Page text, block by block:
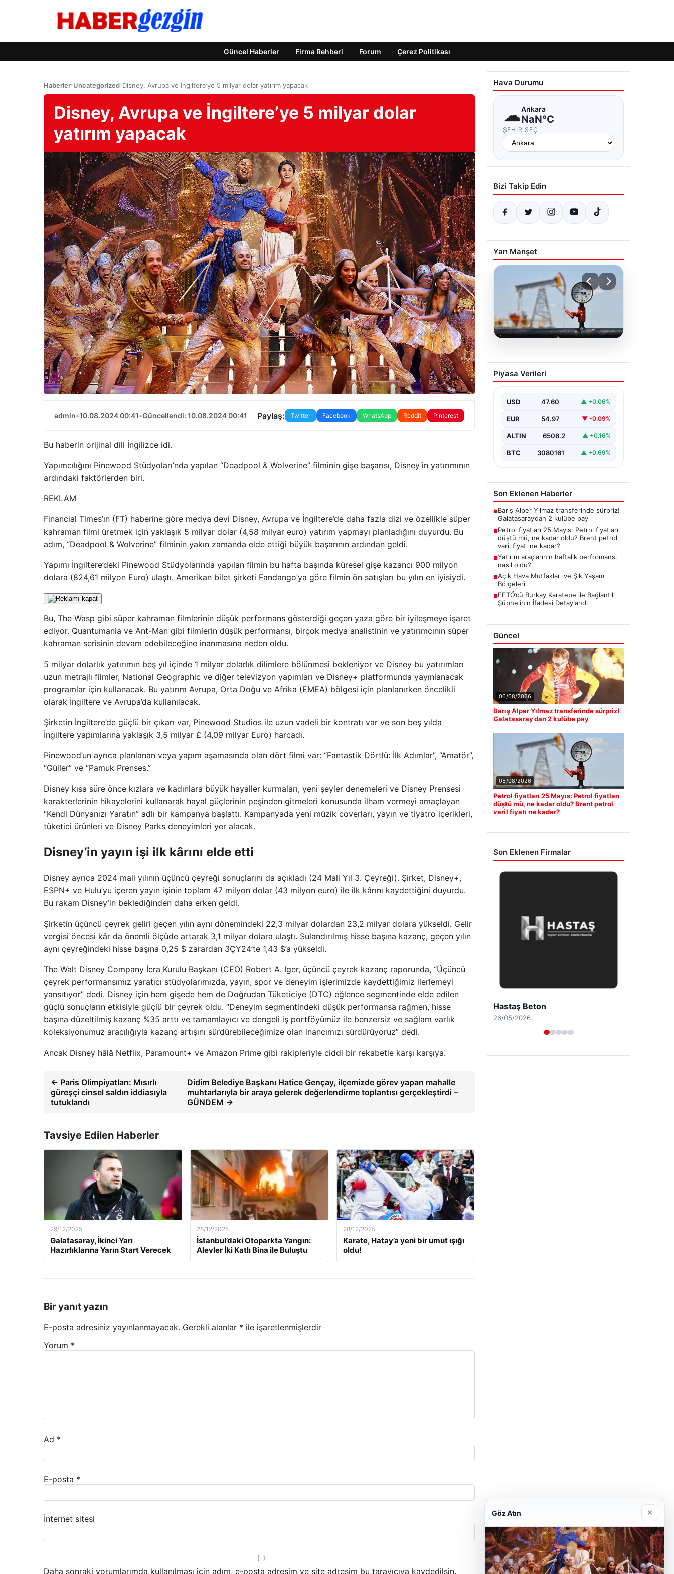
Güncel Haberler Firma Rehberi Forum Çerez Politikası
Haberler›Uncategorized›Disney, Avrupa ve İngiltere’ye 5 milyar dolar yatırım yapacak
Disney, Avrupa ve İngiltere’ye 5 milyar dolar
yatırım yapacak
admin•10.08.2024 00:41•Güncellendi: 10.08.2024 00:41 Paylaş: Twitter Facebook WhatsApp Reddit Pinterest
Bu haberin orijinal dili İngilizce idi.
Yapımcılığını Pinewood Stüdyoları’nda yapılan “Deadpool & Wolverine” filminin gişe başarısı, Disney’in yatırımının
ardındaki faktörlerden biri.
REKLAM
Financial Times’ın (FT) haberine göre medya devi Disney, Avrupa ve İngiltere’de daha fazla dizi ve özellikle süper
kahraman filmi üretmek için yaklaşık 5 milyar dolar (4,58 milyar euro) yatırım yapmayı planladığını duyurdu. Bu
adım, “Deadpool & Wolverine” filminin yakın zamanda elde ettiği büyük başarının ardından geldi.
Yapımı İngiltere’deki Pinewood Stüdyolarında yapılan filmin bu hafta başında küresel gişe kazancı 900 milyon
dolara (824,61 milyon Euro) ulaştı. Amerikan bilet şirketi Fandango’ya göre filmin ön satışları bu yılın en iyisiydi.
Bu, The Wasp gibi süper kahraman filmlerinin düşük performans gösterdiği geçen yaza göre bir iyileşmeye işaret
ediyor. Quantumania ve Ant-Man gibi filmlerin düşük performansı, birçok medya analistinin ve yatırımcının süper
kahraman serisinin devam edebileceğine inanmasına neden oldu.
5 milyar dolarlık yatırımın beş yıl içinde 1 milyar dolarlık dilimlere bölünmesi bekleniyor ve Disney bu yatırımları
uzun metrajlı filmler, National Geographic ve diğer televizyon yapımları ve Disney+ platformunda yayınlanacak
programlar için kullanacak. Bu yatırım Avrupa, Orta Doğu ve Afrika (EMEA) bölgesi için planlanırken öncelikli
olarak İngiltere ve Avrupa’da kullanılacak.
Şirketin İngiltere’de güçlü bir çıkarı var, Pinewood Studios ile uzun vadeli bir kontratı var ve son beş yılda
İngiltere yapımlarına yaklaşık 3,5 milyar £ (4,09 milyar Euro) harcadı.
Pinewood’un ayrıca planlanan veya yapım aşamasında olan dört filmi var: “Fantastik Dörtlü: İlk Adımlar”, “Amatör”,
“Güller” ve “Pamuk Prenses.”
Disney kısa süre önce kızlara ve kadınlara büyük hayaller kurmaları, yeni şeyler denemeleri ve Disney Prensesi
karakterlerinin hikayelerini kullanarak hayal güçlerinin peşinden gitmeleri konusunda ilham vermeyi amaçlayan
“Kendi Dünyanızı Yaratın” adlı bir kampanya başlattı. Kampanyada yeni müzik coverları, yayın ve tiyatro içerikleri,
tüketici ürünleri ve Disney Parks deneyimleri yer alacak.
Disney’in yayın işi ilk kârını elde etti
Disney ayrıca 2024 mali yılının üçüncü çeyreği sonuçlarını da açıkladı (24 Mali Yıl 3. Çeyreği). Şirket, Disney+,
ESPN+ ve Hulu’yu içeren yayın işinin toplam 47 milyon dolar (43 milyon euro) ile ilk kârını kaydettiğini duyurdu.
Bu rakam Disney’in beklediğinden daha erken geldi.
Şirketin üçüncü çeyrek geliri geçen yılın aynı dönemindeki 22,3 milyar dolardan 23,2 milyar dolara yükseldi. Gelir
vergisi öncesi kâr da önemli ölçüde artarak 3,1 milyar dolara ulaştı. Sulandırılmış hisse başına kazanç, geçen yılın
aynı çeyreğindeki hisse başına 0,25 $ zarardan 3ÇY24’te 1,43 $’a yükseldi.
The Walt Disney Company İcra Kurulu Başkanı (CEO) Robert A. Iger, üçüncü çeyrek kazanç raporunda, “Üçüncü
çeyrek performansımız yaratıcı stüdyolarımızda, yayın, spor ve deneyim işlerimizde kaydettiğimiz ilerlemeyi
yansıtıyor” dedi. Disney için hem gişede hem de Doğrudan Tüketiciye (DTC) eğlence segmentinde elde edilen
güçlü sonuçların etkisiyle güçlü bir çeyrek oldu. “Deneyim segmentindeki düşük performansa rağmen, hisse
başına düzeltilmiş kazanç %35 arttı ve tamamlayıcı ve dengeli iş portföyümüz ile benzersiz ve sağlam varlık
koleksiyonumuz aracılığıyla kazanç artışını sürdürebileceğimize olan inancımızı sürdürüyoruz” dedi.
Ancak Disney hâlâ Netflix, Paramount+ ve Amazon Prime gibi rakipleriyle ciddi bir rekabetle karşı karşıya.
← Paris Olimpiyatları: Mısırlı
güreşçi cinsel saldırı iddiasıyla
tutuklandı
Didim Belediye Başkanı Hatice Gençay, ilçemizde görev yapan mahalle
muhtarlarıyla bir araya gelerek değerlendirme toplantısı gerçekleştirdi –
GÜNDEM →
Tavsiye Edilen Haberler
29/12/2025
Galatasaray, İkinci Yarı
Hazırlıklarına Yarın Start Verecek
28/12/2025
İstanbul’daki Otoparkta Yangın:
Alevler İki Katlı Bina ile Buluştu
28/12/2025
Karate, Hatay’a yeni bir umut ışığı
oldu!
Bir yanıt yazın
E-posta adresiniz yayınlanmayacak. Gerekli alanlar * ile işaretlenmişlerdir
Yorum *
Ad *
E-posta *
İnternet sitesi
Daha sonraki yorumlarımda kullanılması için adım, e-posta adresim ve site adresim bu tarayıcıya kaydedilsin.
Hava Durumu
☁Ankara
NaN°C
ŞEHIR SEÇ
Bizi Takip Edin
Yan Manşet
Petrol fiyatları 25 Mayıs:
Petrol fiyatları düştü mü,
petrol varil fiyatı ne
kadar?
Piyasa Verileri
USD 47.60 ▲ +0.06%
EUR 54.97 ▼ -0.09%
ALTIN 6506.2 ▲ +0.16%
BTC 3080161 ▲ +0.69%
Son Eklenen Haberler
■Barış Alper Yılmaz transferinde sürpriz!
Galatasaray’dan 2 kulübe pay
■Petrol fiyatları 25 Mayıs: Petrol fiyatları
düştü mü, ne kadar oldu? Brent petrol
varil fiyatı ne kadar?
■Yatırım araçlarının haftalık performansı
nasıl oldu?
■Açık Hava Mutfakları ve Şık Yaşam
Bölgeleri
■FETÖ’cü Burkay Karatepe ile Bağlantılı
Şüphelinin İfadesi Detaylandı
Güncel
06/08/2026
Barış Alper Yılmaz transferinde sürpriz!
Galatasaray’dan 2 kulübe pay
05/08/2026
Petrol fiyatları 25 Mayıs: Petrol fiyatları
düştü mü, ne kadar oldu? Brent petrol
varil fiyatı ne kadar?
Son Eklenen Firmalar
Prenses Night Club
29/04/2026
Göz Atın ×